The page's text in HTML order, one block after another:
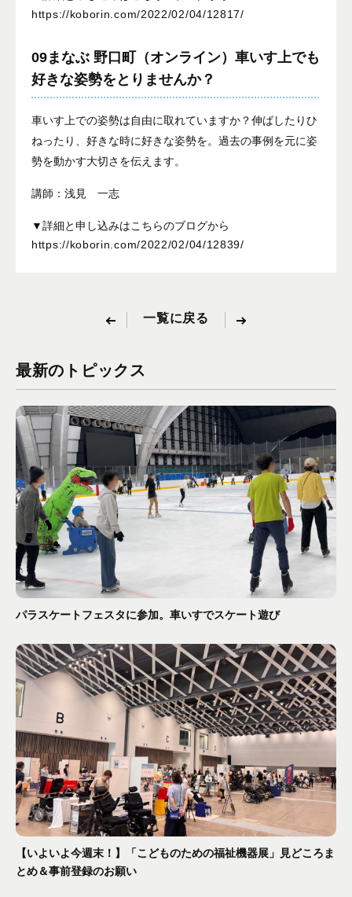
https://koborin.com/2022/02/04/12817/
09まなぶ 野口町（オンライン）車いす上でも
好きな姿勢をとりませんか？
車いす上での姿勢は自由に取れていますか？伸ばしたりひ
ねったり、好きな時に好きな姿勢を。過去の事例を元に姿
勢を動かす大切さを伝えます。
講師：浅見 一志
▼詳細と申し込みはこちらのブログから
https://koborin.com/2022/02/04/12839/
一覧に戻る
最新のトピックス
パラスケートフェスタに参加。車いすでスケート遊び
【いよいよ今週末！】「こどものための福祉機器展」見どころま
とめ＆事前登録のお願い